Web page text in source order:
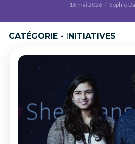
16 mai 2026 Sophie
CATÉGORIE - INITIATIVES